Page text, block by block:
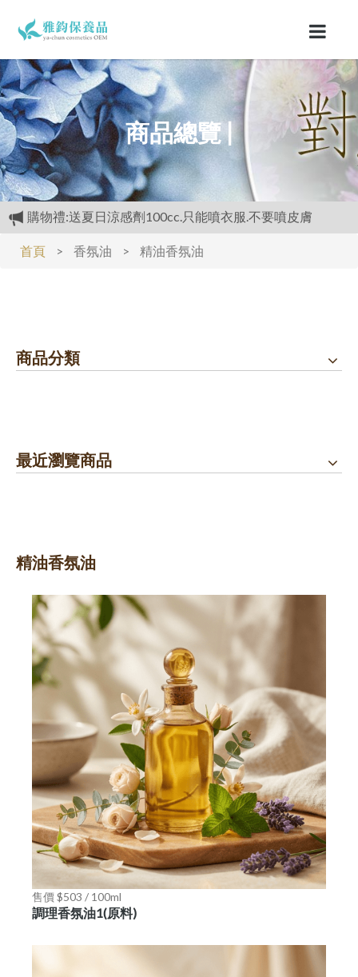
商品總覽 |
開放試用:付運費60元可挑選3種產品各2ML
專區活動快報:全館滿5000元送檸檬花水500cc
滿3000元再送精美好禮
首頁 > 香氛油 > 精油香氛油
商品分類
最近瀏覽商品
精油香氛油
售價 $503 / 100ml
調理香氛油1(原料)